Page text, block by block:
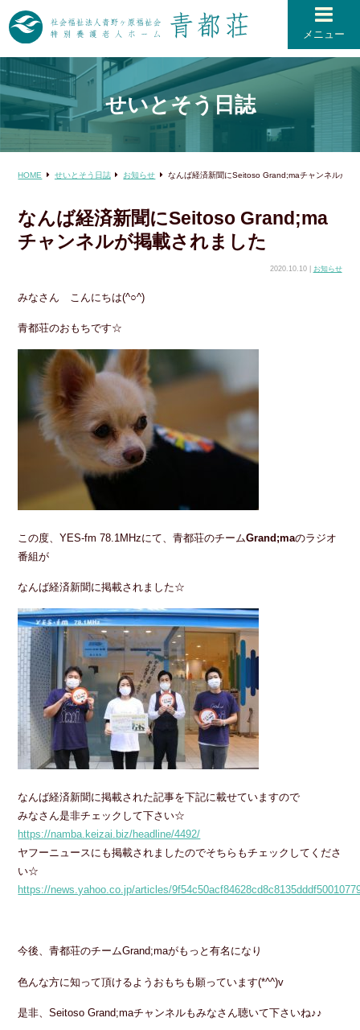
メニュー
せいとそう日誌
HOME せいとそう日誌 お知らせ なんば経済新聞にSeitoso Grand;maチャンネルが掲
なんば経済新聞にSeitoso Grand;ma
チャンネルが掲載されました
2020.10.10 | お知らせ
みなさん こんにちは(^○^)
青都荘のおもちです☆
この度、YES-fm 78.1MHzにて、青都荘のチームGrand;maのラジオ
番組が
なんば経済新聞に掲載されました☆
なんば経済新聞に掲載された記事を下記に載せていますので
みなさん是非チェックして下さい☆
https://namba.keizai.biz/headline/4492/
ヤフーニュースにも掲載されましたのでそちらもチェックしてくださ
い☆
https://news.yahoo.co.jp/articles/
今後、青都荘のチームGrand;maがもっと有名になり
色んな方に知って頂けるようおもちも願っています(*^^)v
是非、Seitoso Grand;maチャンネルもみなさん聴いて下さいね♪♪